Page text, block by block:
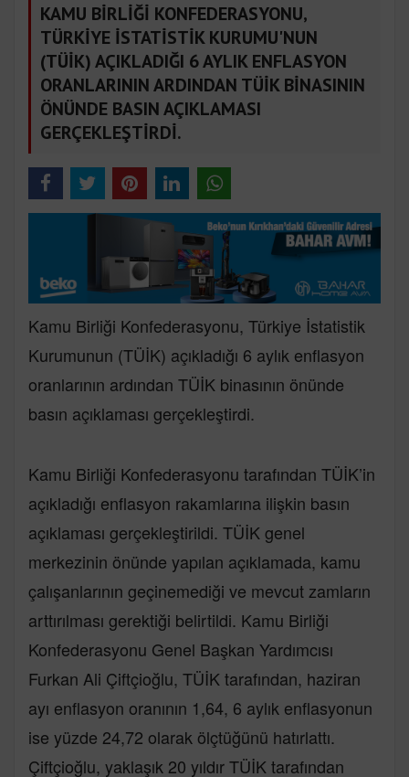
KAMU BİRLİĞİ KONFEDERASYONU,
TÜRKİYE İSTATİSTİK KURUMU'NUN
(TÜİK) AÇIKLADIĞI 6 AYLIK ENFLASYON
ORANLARININ ARDINDAN TÜİK BİNASININ
ÖNÜNDE BASIN AÇIKLAMASI
GERÇEKLEŞTİRDİ.
Kamu Birliği Konfederasyonu, Türkiye İstatistik
Kurumunun (TÜİK) açıkladığı 6 aylık enflasyon
oranlarının ardından TÜİK binasının önünde
basın açıklaması gerçekleştirdi.
Kamu Birliği Konfederasyonu tarafından TÜİK’in
açıkladığı enflasyon rakamlarına ilişkin basın
açıklaması gerçekleştirildi. TÜİK genel
merkezinin önünde yapılan açıklamada, kamu
çalışanlarının geçinemediği ve mevcut zamların
arttırılması gerektiği belirtildi. Kamu Birliği
Konfederasyonu Genel Başkan Yardımcısı
Furkan Ali Çiftçioğlu, TÜİK tarafından, haziran
ayı enflasyon oranının 1,64, 6 aylık enflasyonun
ise yüzde 24,72 olarak ölçtüğünü hatırlattı.
Çiftçioğlu, yaklaşık 20 yıldır TÜİK tarafından